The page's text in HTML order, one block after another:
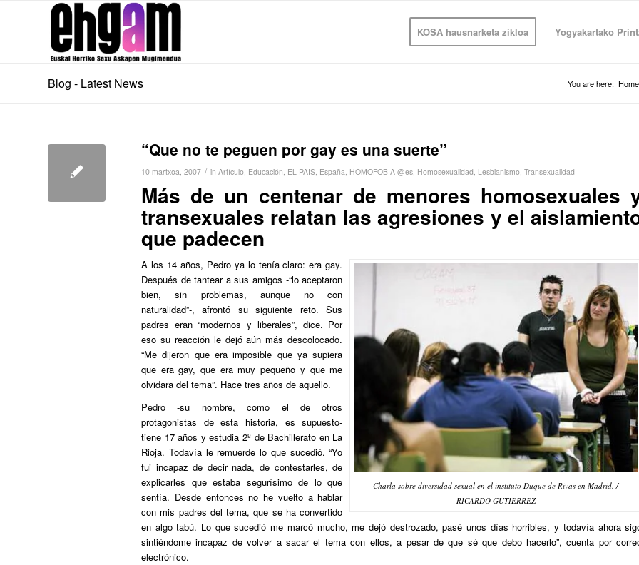
KOSA hausnarketa zikloa Yogyakartako
Blog - Latest News You are here: Home
“Que no te peguen por gay es una suerte”
10 martxoa, 2007 / in Artículo, Educación, EL PAIS, España, HOMOFOBIA @es, Homosexualidad, Lesbianismo, Transexualidad
Más de un centenar de menores homosexuales
transexuales relatan las agresiones y el
que padecen
Charla sobre diversidad sexual en el instituto Duque de Rivas en Madrid. /
RICARDO GUTIÉRREZ
A los 14 años, Pedro ya lo tenía claro: era gay.
Después de tantear a sus amigos -“lo aceptaron
bien, sin problemas, aunque no con
naturalidad”-, afrontó su siguiente reto. Sus
padres eran “modernos y liberales”, dice. Por
eso su reacción le dejó aún más descolocado.
“Me dijeron que era imposible que ya supiera
que era gay, que era muy pequeño y que me
olvidara del tema”. Hace tres años de aquello.
Pedro -su nombre, como el de otros
protagonistas de esta historia, es supuesto-
tiene 17 años y estudia 2º de Bachillerato en La
Rioja. Todavía le remuerde lo que sucedió. “Yo
fui incapaz de decir nada, de contestarles, de
explicarles que estaba segurísimo de lo que
sentía. Desde entonces no he vuelto a hablar
con mis padres del tema, que se ha convertido
en algo tabú. Lo que sucedió me marcó mucho, me dejó destrozado, pasé unos días horribles, y todavía ahora
sintiéndome incapaz de volver a sacar el tema con ellos, a pesar de que sé que debo hacerlo”, cuenta por
electrónico.